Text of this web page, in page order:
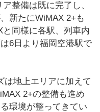
整備は既に完了し、
新たにWiMAX 2+も
同様に各駅、列車内
6日より福岡空港駅で
は地上エリアに加えて
2+の整備も進め
環境が整ってきてい